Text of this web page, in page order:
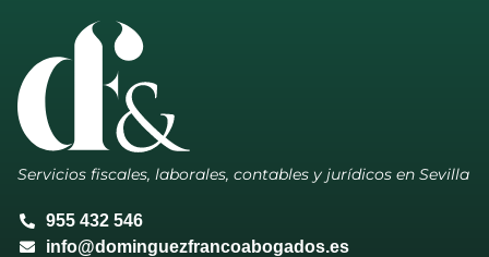
Servicios fiscales, laborales, contables y jurídicos en Sevilla
955 432 546
info@dominguezfrancoabogados.es